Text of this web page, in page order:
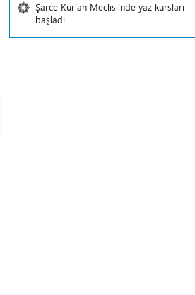
Şarce Kur’an Meclisi’nde yaz kursları
başladı